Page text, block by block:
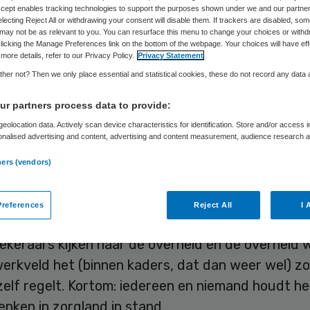
zomer schreef ik dat onze zorgsector nog te
zit in oude structuren en diplomadenken. In
maken van competenties van mensen en te
grijpen partijen nog steeds terug op de
diploma voordat iemand in de zorg aan het werk
zijn? Als ik eerlijk ben, zou ik het niet weten.
werkgevers zijn het de zorgverzekeraars, de
kijken naar de overheid en de overheid
het (binnen kaders, dat dan weer wel)
regelt. Kortom: iedereen en niemand houdt
in zorgland in stand.
enables tracking technologies to support the purposes shown under we and our
Reject All or withdrawing your consent will disable them. If trackers are disabled,
not be as relevant to you. You can resurface this menu to change your choices or
the Manage Preferences link on the bottom of the webpage. Your choices will have
details, refer to our Privacy Policy. Privacy Statement
not? Then we only place essential and statistical cookies, these do not record any data
partners process data to provide:
data. Actively scan device characteristics for identification. Store and/or access
advertising and content, advertising and content measurement, audience research
(vendors)
Reject All I